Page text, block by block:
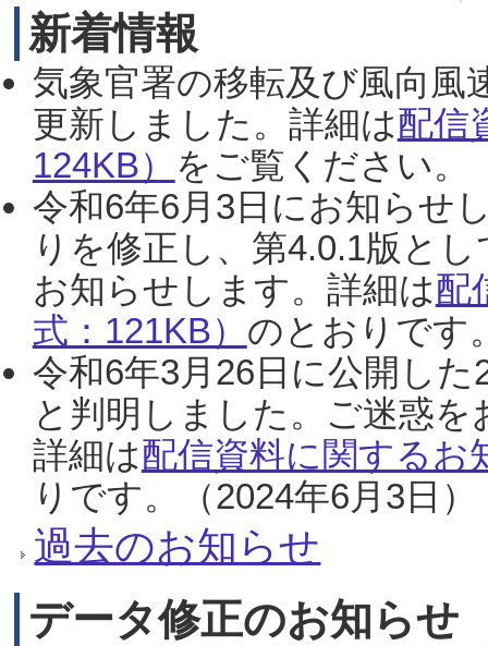
新着情報
気象官署の移転及び風向風
更新しました。詳細は配信
124KB） をご覧ください。
令和6年6月3日にお知らせ
りを修正し、第4.0.1版と
お知らせします。詳細は配
式：121KB） のとおりです
令和6年3月26日に公開し
と判明しました。ご迷惑
詳細は配信資料に関するお
りです。（2024年6月3日）
過去のお知らせ
データ修正のお知らせ